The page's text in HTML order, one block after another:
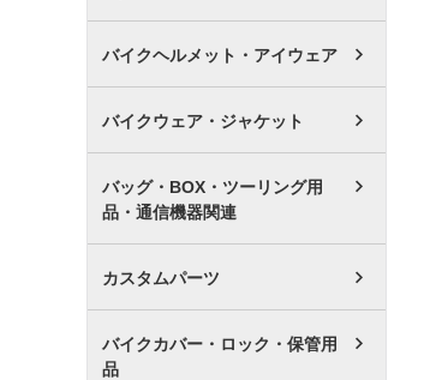
バイクヘルメット・アイウェア
バイクウェア・ジャケット
バッグ・BOX・ツーリング用
品・通信機器関連
カスタムパーツ
バイクカバー・ロック・保管用
品